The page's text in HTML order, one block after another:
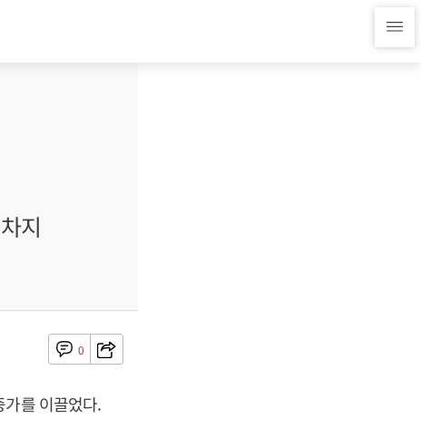
지
0
를 이끌었다.